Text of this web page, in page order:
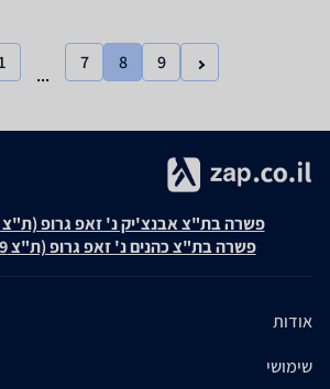
...
7 8 9
פשרה בת"צ אבנצ'יק נ' זאפ גרופ (ת"צ 23008-08-
פשרה בת"צ כהנים נ' זאפ גרופ (ת"צ 60371-12-19)
אודות
שימושי